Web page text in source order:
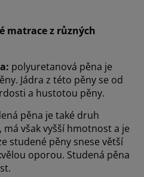
matrace z různých
polyuretanová pěna je
Jádra z této pěny se od
a hustotou pěny.
pěna je také druh
však vyšší hmotnost a je
studené pěny snese větší
oporou. Studená pěna